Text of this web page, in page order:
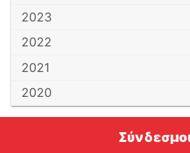
2023
2022
2021
2020